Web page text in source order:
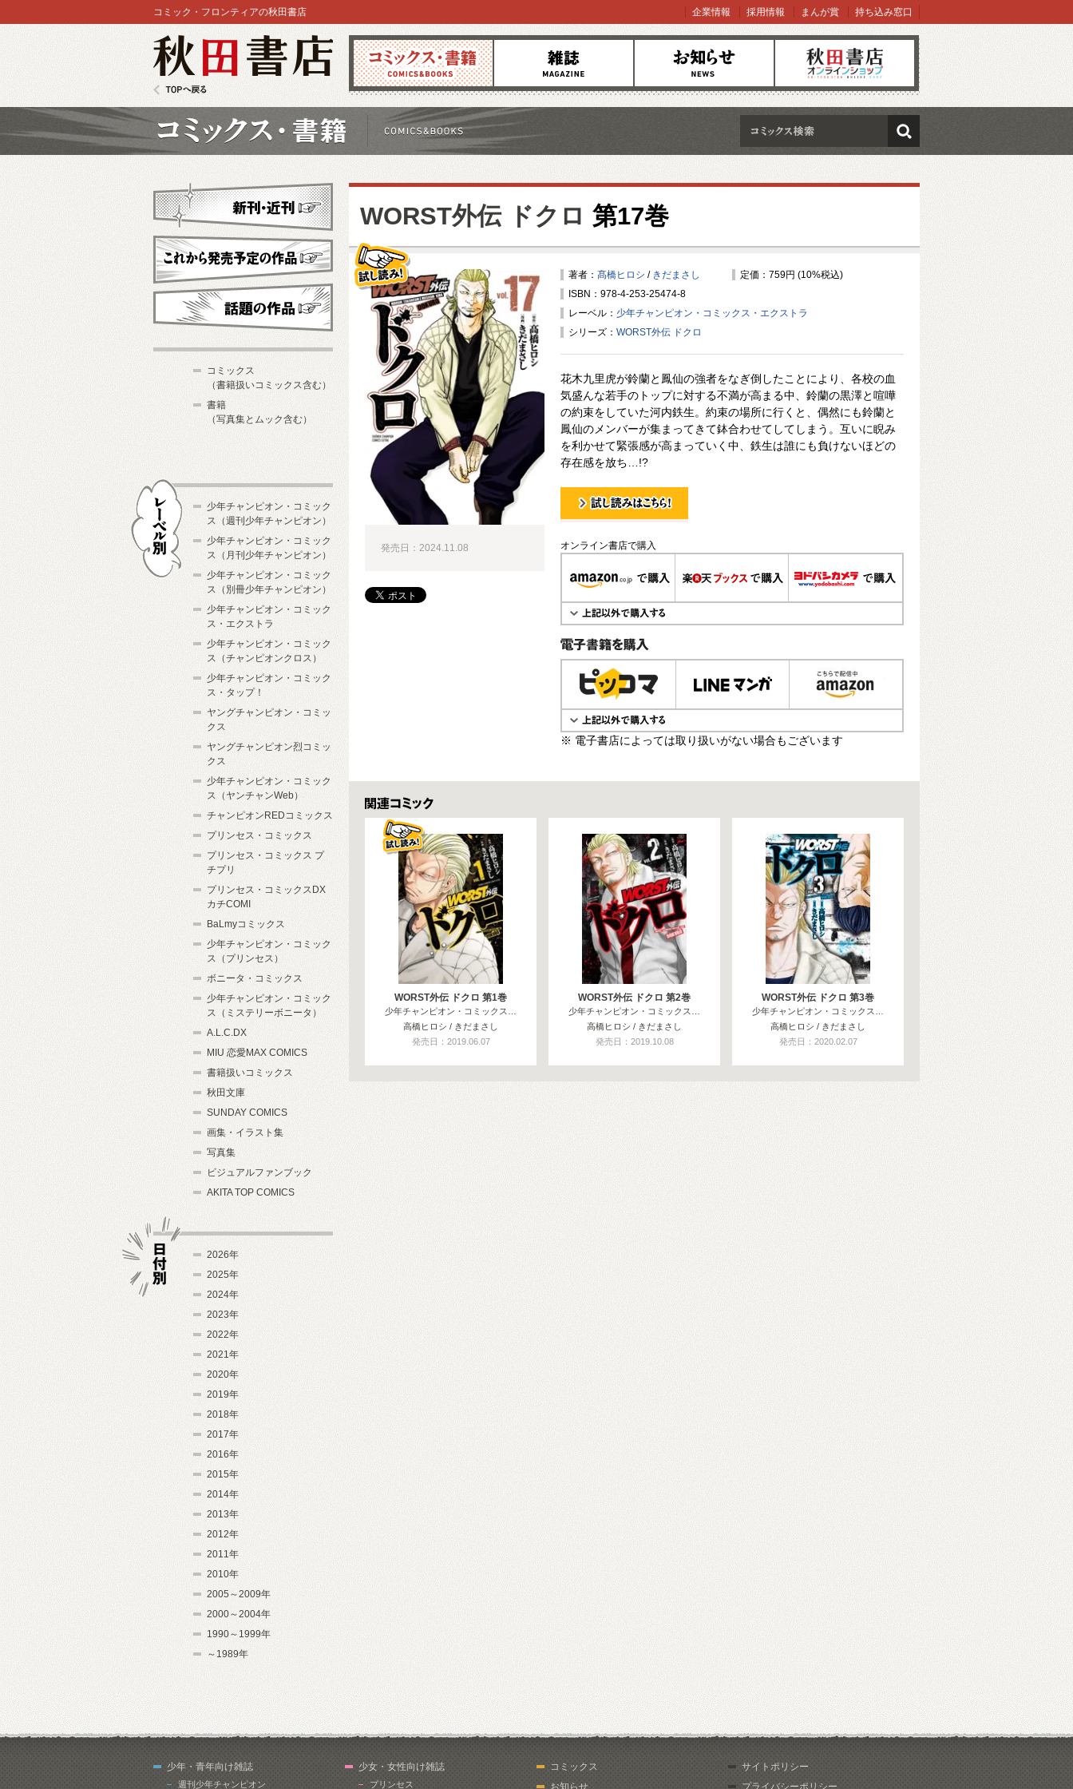
コミックス 雑誌 お知らせ オンラインショップ
コミック・フロンティアの秋田書店 企業情報 採用情報 まんが賞 持ち込み窓口
検索
WORST外伝 ドクロ 第17巻
著者： 髙橋ヒロシ / きだまさし
定価：759円 (10%税込)
ISBN：978-4-253-25474-8
レーベル： 少年チャンピオン・コミックス・エクストラ
シリーズ： WORST外伝 ドクロ
花木九里虎が鈴蘭と鳳仙の強者をなぎ倒したことにより、各校の血
気盛んな若手のトップに対する不満が高まる中、鈴蘭の黒澤と喧嘩
の約束をしていた河内鉄生。約束の場所に行くと、偶然にも鈴蘭と
鳳仙のメンバーが集まってきて鉢合わせてしてしまう。互いに睨み
を利かせて緊張感が高まっていく中、鉄生は誰にも負けないほどの
存在感を放ち…!?
試し読み！
オンライン書店で購入
電子書籍で購入
※ 電子書店によっては取り扱いがない場合もございます
発売日：2024.11.08
関連コミックス
WORST外伝 ドクロ 第1巻
少年チャンピオン・コミックス…
高橋ヒロシ / きだまさし
発売日：2019.06.07
WORST外伝 ドクロ 第2巻
少年チャンピオン・コミックス…
高橋ヒロシ / きだまさし
発売日：2019.10.08
WORST外伝 ドクロ 第3巻
少年チャンピオン・コミックス…
高橋ヒロシ / きだまさし
発売日：2020.02.07
新刊・近刊
これから発売予定
コミックス
（書籍扱いコミックス含む）
書籍
（写真集とムック含む）
少年チャンピオン・コミック
ス（週刊少年チャンピオン）
少年チャンピオン・コミック
ス（月刊少年チャンピオン）
少年チャンピオン・コミック
ス（別冊少年チャンピオン）
少年チャンピオン・コミック
ス・エクストラ
少年チャンピオン・コミック
ス（チャンピオンクロス）
少年チャンピオン・コミック
ス・タップ！
ヤングチャンピオン・コミッ
クス
ヤングチャンピオン烈コミッ
クス
少年チャンピオン・コミック
ス（ヤンチャンWeb）
チャンピオンREDコミックス
プリンセス・コミックス
プリンセス・コミックス プ
チプリ
プリンセス・コミックスDX
カチCOMI
BaLmyコミックス
少年チャンピオン・コミック
ス（プリンセス）
ボニータ・コミックス
少年チャンピオン・コミック
ス（ミステリーボニータ）
A.L.C.DX
MIU 恋愛MAX COMICS
書籍扱いコミックス
秋田文庫
SUNDAY COMICS
画集・イラスト集
写真集
ビジュアルファンブック
AKITA TOP COMICS
2026年
2025年
2024年
2023年
2022年
2021年
2020年
2019年
2018年
2017年
2016年
2015年
2014年
2013年
2012年
2011年
2010年
2005～2009年
2000～2004年
1990～1999年
～1989年
少年・青年向け雑誌
週刊少年チャンピオン
少女・女性向け雑誌
プリンセス
コミックス
お知らせ
サイトポリシー
プライバシーポリシー